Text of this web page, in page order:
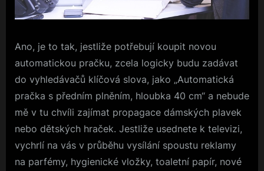
Ano, je to tak, jestliže potřebují koupit novou
automatickou pračku, zcela logicky budu zadávat
do vyhledávačů klíčová slova, jako „Automatická
pračka s předním plněním, hloubka 40 cm“ a nebude
mě v tu chvíli zajímat propagace dámských plavek
nebo dětských hraček. Jestliže usednete k televizi,
vychrlí na vás v průběhu vysílání spoustu reklamy
na parfémy, hygienické vložky, toaletní papír, nové